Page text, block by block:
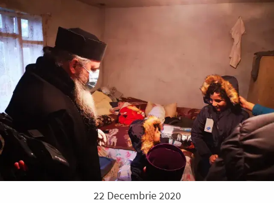
22 Decembrie 2020